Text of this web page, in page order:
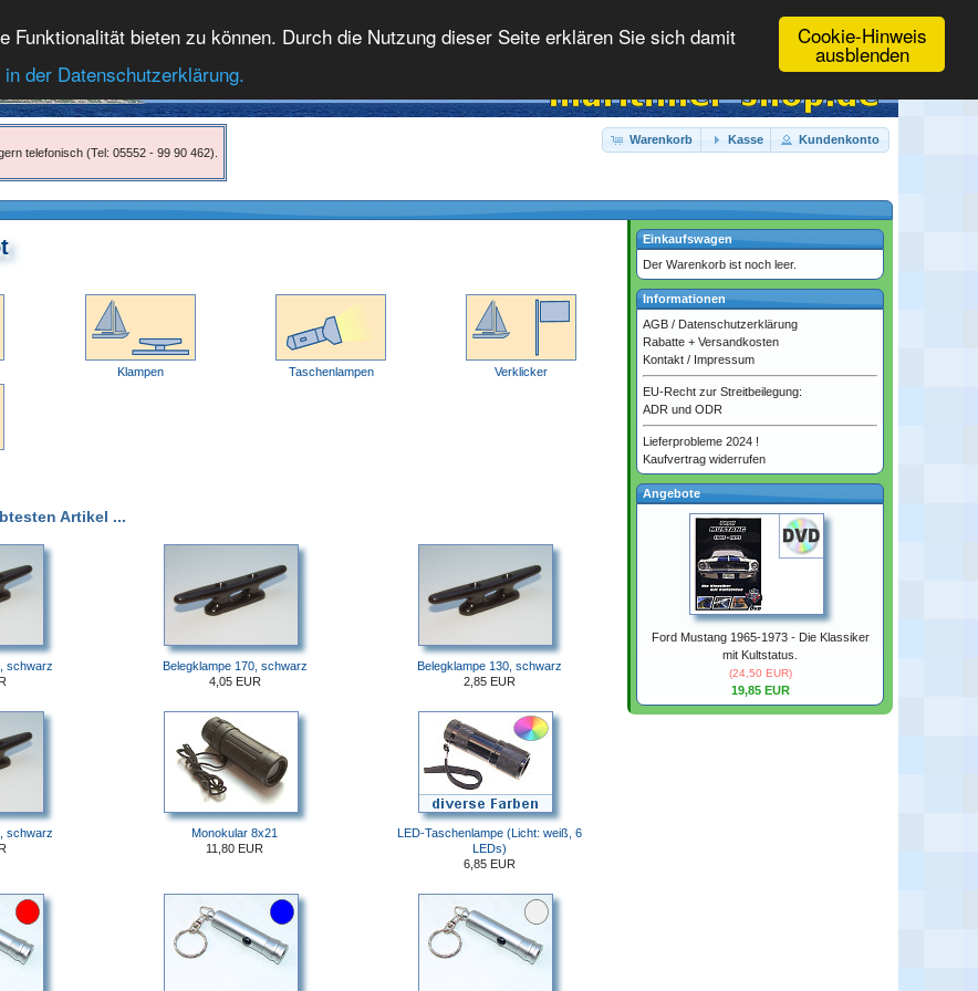
Cookie-Hinweis
ausblenden
bieten zu können. Durch die Nutzung dieser Seite erklären Sie sich damit
der Datenschutzerklärung.
telefonisch (Tel: 05552 - 99 90 462).
Warenkorb Kasse Kundenkonto
Klampen Taschenlampen Verklicker
Artikel ...
schwarz
Belegklampe 170, schwarz
4,05 EUR
Belegklampe 130, schwarz
2,85 EUR
schwarz
Monokular 8x21
11,80 EUR
LED-Taschenlampe (Licht: weiß, 6
LEDs)
6,85 EUR
Einkaufswagen
Der Warenkorb ist noch leer.
Informationen
AGB / Datenschutzerklärung
Rabatte + Versandkosten
Kontakt / Impressum
EU-Recht zur Streitbeilegung:
ADR und ODR
Lieferprobleme 2024 !
Kaufvertrag widerrufen
Angebote
Ford Mustang 1965-1973 - Die Klassiker
mit Kultstatus.
(24,50 EUR)
19,85 EUR